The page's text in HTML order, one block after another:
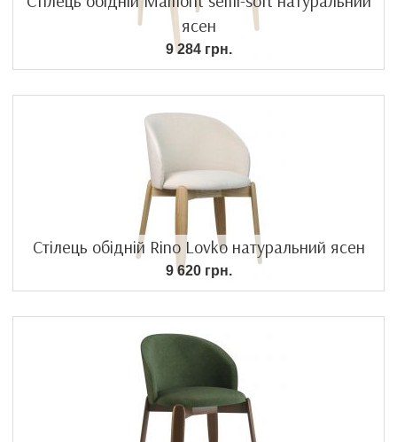
ясен
9 284 грн.
Стілець обідній Rino Lovko натуральний ясен
9 620 грн.